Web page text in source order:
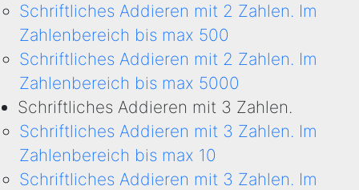
Schriftliches Addieren mit 2 Zahlen. Im
Zahlenbereich bis max 500
Schriftliches Addieren mit 2 Zahlen. Im
Zahlenbereich bis max 5000
Schriftliches Addieren mit 3 Zahlen.
Schriftliches Addieren mit 3 Zahlen. Im
Zahlenbereich bis max 10
Schriftliches Addieren mit 3 Zahlen. Im